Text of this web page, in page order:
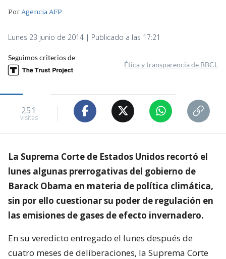
PorAgencia AFP
Lunes 23 junio de 2014 | Publicado a las 17:21
Seguimos criterios de
Ética y transparencia de BBCL
251
visitas
La Suprema Corte de Estados Unidos recortó el
lunes algunas prerrogativas del gobierno de
Barack Obama en materia de política climática,
sin por ello cuestionar su poder de regulación en
las emisiones de gases de efecto invernadero.
En su veredicto entregado el lunes después de
cuatro meses de deliberaciones, la Suprema Corte